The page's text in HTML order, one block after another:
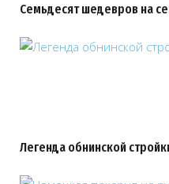
Семьдесят шедевров на
Легенда обнинской